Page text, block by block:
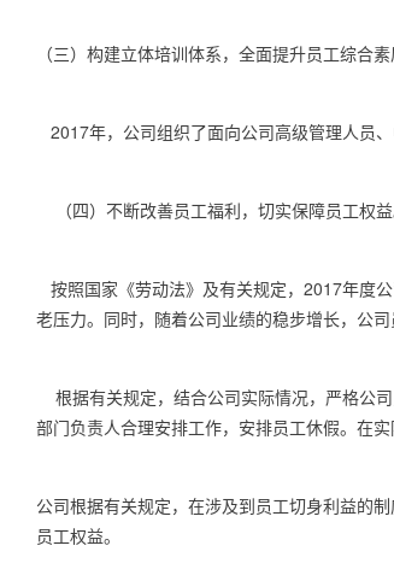
（三）构建立体培训体系，全面提升员工综合素
2017年，公司组织了面向公司高级管理人员
（四）不断改善员工福利，切实保障员工权益
按照国家《劳动法》及有关规定， 2017年度
老压力。同时，随着公司业绩的稳步增长，公
根据有关规定，结合公司实际情况，严格公
部门负责人合理安排工作，安排员工休假。在
公司根据有关规定，在涉及到员工切身利益的
员工权益。